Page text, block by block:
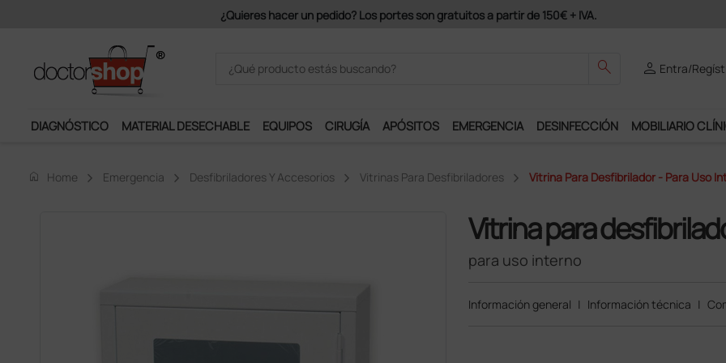
Únete al programa Ds Plus y podrás disfrutar de muchos servicios exclusivos.
search person Entra/
DIAGNÓSTICO MATERIAL DESECHABLE EQUIPOS CIRUGÍA APÓSITOS EMERGENCIA DESINFECCIÓN MOBILIARIO
home Home Emergencia Desfibriladores Y Accesorios Vitrinas Para Desfibriladores Vitrina Para Desfibrilador - Para Uso
Vitrina para
para uso interno
Información general | Información técnica |